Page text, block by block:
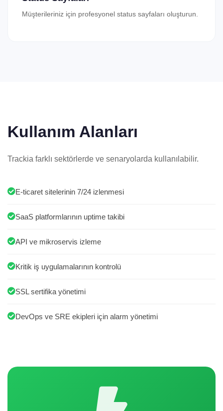
Müşterileriniz için profesyonel status sayfaları oluşturun.
Kullanım Alanları
Trackia farklı sektörlerde ve senaryolarda kullanılabilir.
E-ticaret sitelerinin 7/24 izlenmesi
SaaS platformlarının uptime takibi
API ve mikroservis izleme
Kritik iş uygulamalarının kontrolü
SSL sertifika yönetimi
DevOps ve SRE ekipleri için alarm yönetimi